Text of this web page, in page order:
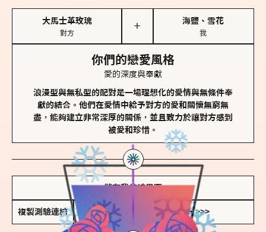
大馬士革玫瑰
對方
＋
海鹽、雪花
我
你們的戀愛風格
愛的深度與奉獻
浪漫型與無私型的配對是一場理想化的愛情與無條件奉
獻的結合。他們在愛情中給予對方的愛和關懷無窮無
盡，能夠建立非常深厚的關係，並且致力於讓對方感到
被愛和珍惜。
儲存我的結果圖
複製測驗連結 查看香氛類型全解析 >>>